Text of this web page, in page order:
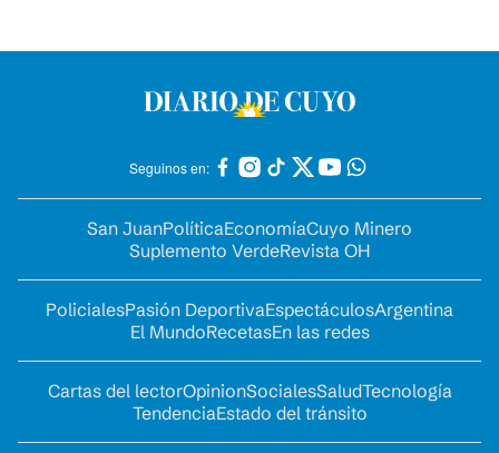
Seguinos en:
San JuanPolíticaEconomíaCuyo Minero
Suplemento VerdeRevista OH
PolicialesPasión DeportivaEspectáculosArgentina
El MundoRecetasEn las redes
Cartas del lectorOpinionSocialesSaludTecnología
TendenciaEstado del tránsito